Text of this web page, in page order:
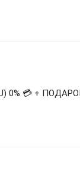
0% 💳 +